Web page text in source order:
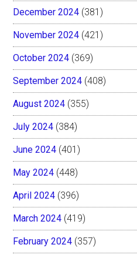
December 2024 (381)
November 2024 (421)
October 2024 (369)
September 2024 (408)
August 2024 (355)
July 2024 (384)
June 2024 (401)
May 2024 (448)
April 2024 (396)
March 2024 (419)
February 2024 (357)